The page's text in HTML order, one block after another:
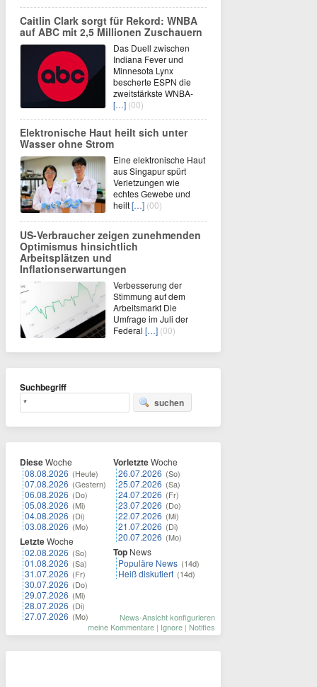
Caitlin Clark sorgt für Rekord: WNBA
auf ABC mit 2,5 Millionen Zuschauern
Das Duell zwischen
Indiana Fever und
Minnesota Lynx
bescherte ESPN die
zweitstärkste WNBA-
[…] (00)
Elektronische Haut heilt sich unter
Wasser ohne Strom
Eine elektronische Haut
aus Singapur spürt
Verletzungen wie
echtes Gewebe und
heilt[…] (00)
US-Verbraucher zeigen zunehmenden
Optimismus hinsichtlich
Arbeitsplätzen und
Inflationserwartungen
Verbesserung der
Stimmung auf dem
Arbeitsmarkt Die
Umfrage im Juli der
Federal […] (00)
Suchbegriff
suchen
DieseWoche
08.08.2026 (Heute)
07.08.2026 (Gestern)
06.08.2026 (Do)
05.08.2026 (Mi)
04.08.2026 (Di)
03.08.2026 (Mo)
LetzteWoche
02.08.2026 (So)
01.08.2026 (Sa)
31.07.2026 (Fr)
30.07.2026 (Do)
29.07.2026 (Mi)
28.07.2026 (Di)
27.07.2026 (Mo)
VorletzteWoche
26.07.2026 (So)
25.07.2026 (Sa)
24.07.2026 (Fr)
23.07.2026 (Do)
22.07.2026 (Mi)
21.07.2026 (Di)
20.07.2026 (Mo)
Top News
Populäre News (14d)
Heiß diskutiert (14d)
News-Ansicht konfigurieren
meine Kommentare | Ignore | Notifies